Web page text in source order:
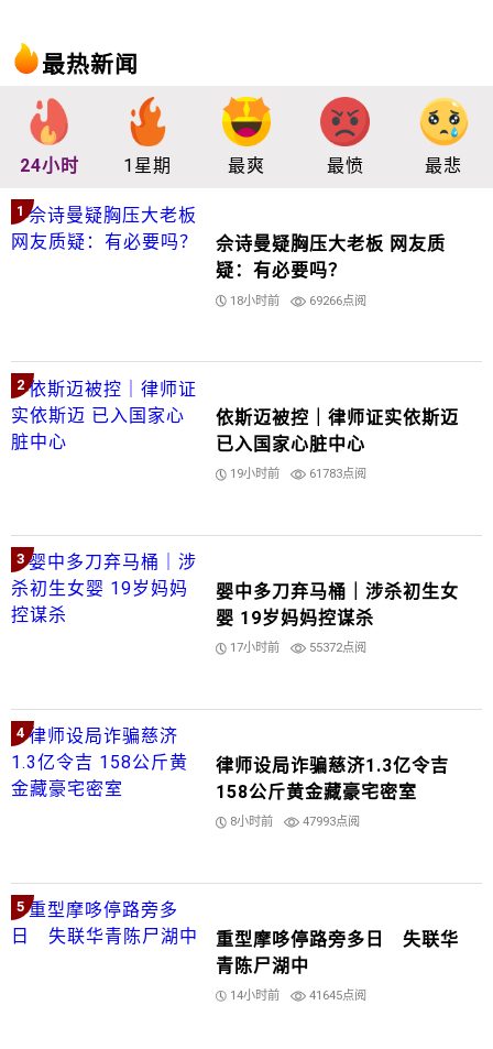
最热新闻
24小时 1星期 最爽 最愤 最悲
1
佘诗曼疑胸压大老板 网友质
疑：有必要吗？
18小时前 69266点阅
2
依斯迈被控｜律师证实依斯迈
已入国家心脏中心
19小时前 61783点阅
3
婴中多刀弃马桶｜涉杀初生女
婴 19岁妈妈控谋杀
17小时前 55372点阅
4
律师设局诈骗慈济1.3亿令吉
158公斤黄金藏豪宅密室
8小时前 47993点阅
5
重型摩哆停路旁多日 失联华
青陈尸湖中
14小时前 41645点阅